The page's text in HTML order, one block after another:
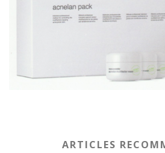
ARTICLES